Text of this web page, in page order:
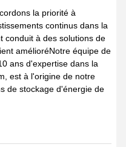
la priorité à
continus dans la
conduit à des solutions de
amélioréNotre équipe de
ans d'expertise dans la
est à l'origine de notre
de stockage d'énergie de